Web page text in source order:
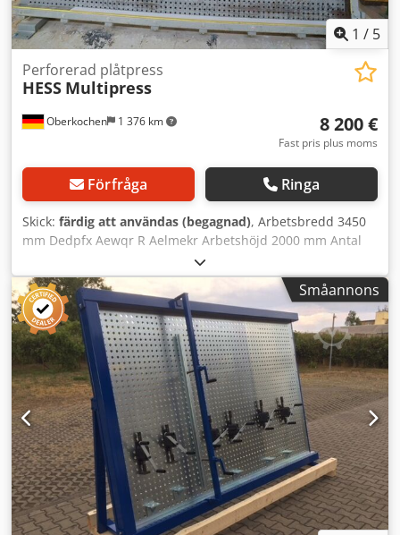
1 / 5
Oberkochen 1 376 km
Perforerad plåtpress
HESS Multipress
8 200 €
Fast pris plus moms
Förfråga Ringa
Skick: färdig att användas (begagnad), Arbetsbredd 3450
mm Dedpfx Aewqr R Aelmekr Arbetshöjd 2000 mm Antal
tryckcylindrar: 5 st Lastmått L x B x H: 3600 x 1200 x 2720
mm Hess hålplattpress "Multipress" För alla snedställda,
segment-, bågformade fönster och dörrar. Även lämplig för
inredningssnickeri eller stomkonstruktioner. För limning av
trappblock och mycket mer. Största arbetsområde ca 3450
x 2000 mm Yttermått ca 3600 x 1200 x 2720 mm Den
vertikala hålplattpressen är tillverkad i kraftig, vridstyv
stålkonstruktion. Tack vare den enkla, robusta och
ekonomiska konstruktionen har maskinen en lång
livslängd. Hålplattan är tillverkad av 10 mm stålplåt med
50 mm håldelning. Tryckcylindrar och mothåll har
självlåsande funktion. 5 manuella hydraulcylindrar kan
monteras i hålplattan, med inbyggd pump, 2000 kp
tryckbegränsningsventil, 140 mm tryckplattans bredd, 80
mm tryckplattans djup, 60 mm cylindertryck 4 fasta
Småannons